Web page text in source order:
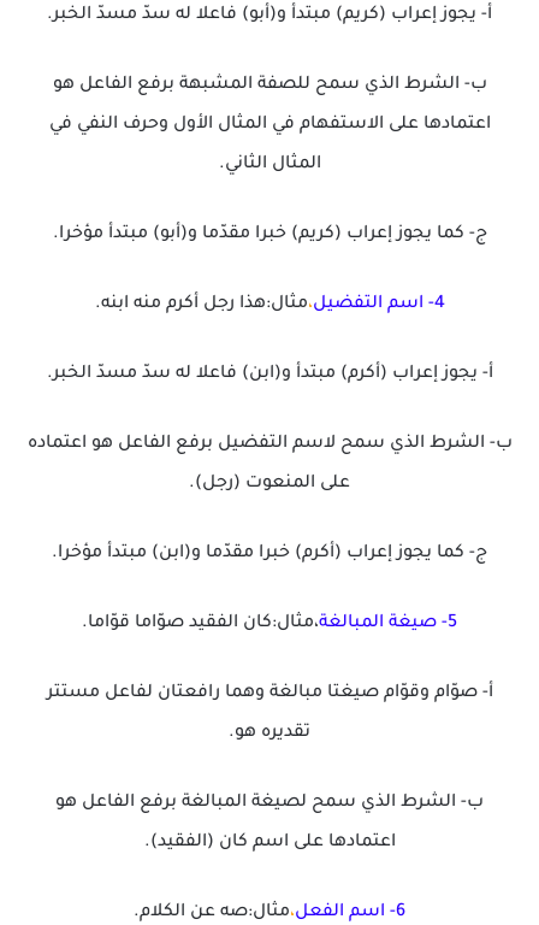
أ- يجوز إعراب (كريم) مبتدأ و(أبو) فاعلا له سدّ مسدّ الخبر.
ب- الشرط الذي سمح للصفة المشبهة برفع الفاعل هو
اعتمادها على الاستفهام في المثال الأول وحرف النفي في
المثال الثاني.
ج- كما يجوز إعراب (كريم) خبرا مقدّما و(أبو) مبتدأ مؤخرا.
4- اسم التفضيل ،مثال:هذا رجل أكرم منه ابنه.
أ- يجوز إعراب (أكرم) مبتدأ و(ابن) فاعلا له سدّ مسدّ الخبر.
ب- الشرط الذي سمح لاسم التفضيل برفع الفاعل هو اعتماده
على المنعوت (رجل).
ج- كما يجوز إعراب (أكرم) خبرا مقدّما و(ابن) مبتدأ مؤخرا.
5- صيغة المبالغة ،مثال:كان الفقيد صوّاما قوّاما.
أ- صوّام وقوّام صيغتا مبالغة وهما رافعتان لفاعل مستتر
تقديره هو.
ب- الشرط الذي سمح لصيغة المبالغة برفع الفاعل هو
اعتمادها على اسم كان (الفقيد).
6- اسم الفعل ،مثال:صه عن الكلام.